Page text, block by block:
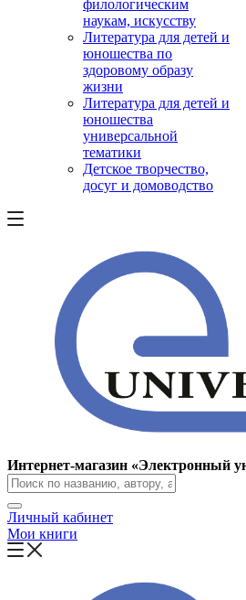
филологическим
наукам, искусству
Литература для детей и
юношества по
здоровому образу
жизни
Литература для детей и
юношества
универсальной
тематики
Детское творчество,
досуг и домоводство
Интернет-магазин «Электронный
Личный кабинет
Мои книги